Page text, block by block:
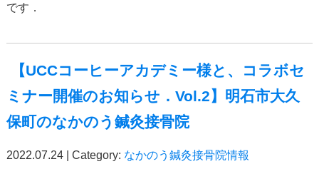
です．
【UCCコーヒーアカデミー様と、コラボセ
ミナー開催のお知らせ．Vol.2】明石市大久
保町のなかのう鍼灸接骨院
2022.07.24 | Category: なかのう鍼灸接骨院情報